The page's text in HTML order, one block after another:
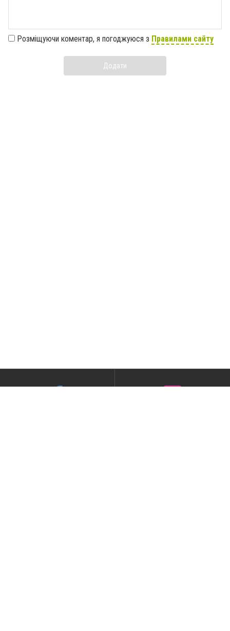
Розміщуючи коментар, я погоджуюся з Правилами сайту
Додати